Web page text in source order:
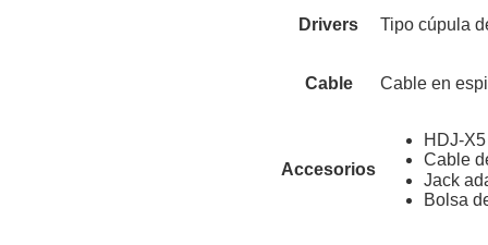
Drivers Tipo cúpula
Cable Cable en
Accesorios
HDJ-X5
Cable
Jack
Bolsa